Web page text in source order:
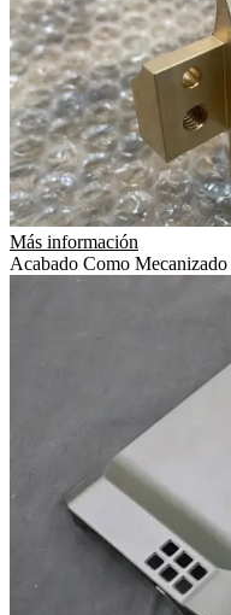
Más información
Acabado Como Mecanizado